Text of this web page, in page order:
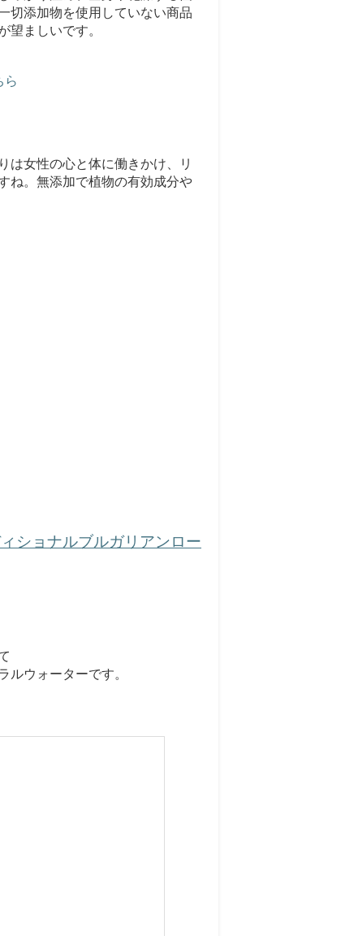
切添加物を使用していない商品
ましいです。
ら
は女性の心と体に働きかけ、リ
ね。無添加で植物の有効成分や
ショナルブルガリアンロー
ウォーターです。